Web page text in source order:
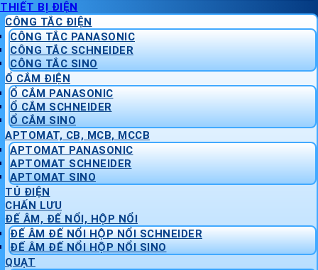
THIẾT BỊ ĐIỆN
CÔNG TẮC ĐIỆN
CÔNG TẮC PANASONIC
CÔNG TẮC SCHNEIDER
CÔNG TẮC SINO
Ổ CẮM ĐIỆN
Ổ CẮM PANASONIC
Ổ CẮM SCHNEIDER
Ổ CẮM SINO
APTOMAT, CB, MCB, MCCB
APTOMAT PANASONIC
APTOMAT SCHNEIDER
APTOMAT SINO
TỦ ĐIỆN
CHẤN LƯU
ĐẾ ÂM, ĐẾ NỔI, HỘP NỔI
ĐẾ ÂM ĐẾ NỔI HỘP NỔI SCHNEIDER
ĐẾ ÂM ĐẾ NỔI HỘP NỔI SINO
QUẠT